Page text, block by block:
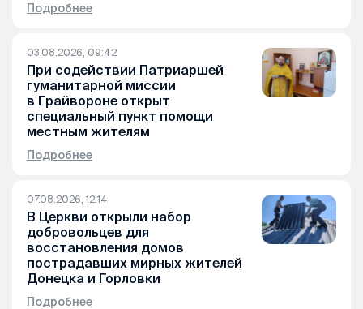
Подробнее
03.08.2026, 09:42
При содействии Патриаршей
гуманитарной миссии
в Грайвороне открыт
специальный пункт помощи
местным жителям
Подробнее
07.08.2026, 12:14
В Церкви открыли набор
добровольцев для
восстановления домов
пострадавших мирных жителей
Донецка и Горловки
Подробнее